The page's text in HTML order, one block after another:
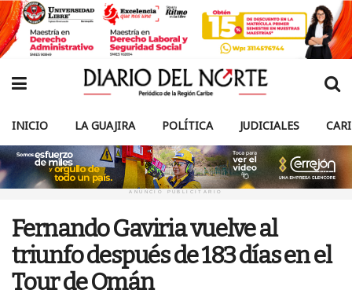
INICIO LA GUAJIRA POLÍTICA JUDICIALES
ANUNCIO PUBLICITARIO
Fernando Gaviria vuelve al
triunfo después de 183 días en el
Tour de Omán